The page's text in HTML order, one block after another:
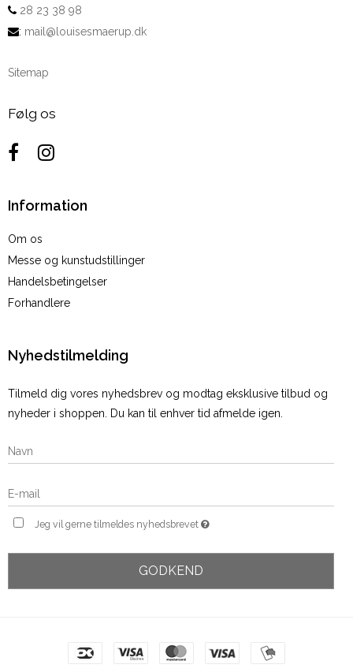
28 23 38 98
: mail@louisesmaerup.dk
Sitemap
Følg os
Information
Om os
Messe og kunstudstillinger
Handelsbetingelser
Forhandlere
Nyhedstilmelding
Tilmeld dig vores nyhedsbrev og modtag eksklusive tilbud og
nyheder i shoppen. Du kan til enhver tid afmelde igen.
Jeg vil gerne tilmeldes nyhedsbrevet
GODKEND